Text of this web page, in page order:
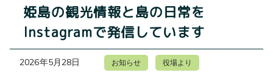
姫島の観光情報と島の日常を
Instagramで発信しています
2026年5月28日 お知らせ 役場より